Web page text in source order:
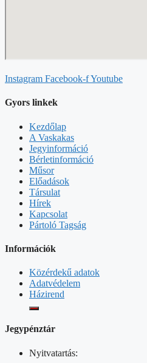
Instagram Facebook-fYoutube
Gyors linkek
Kezdőlap
A Vaskakas
Jegyinformáció
Bérletinformáció
Műsor
Előadások
Társulat
Hírek
Kapcsolat
Pártoló Tagság
Információk
Közérdekű adatok
Adatvédelem
Házirend
Jegypénztár
Nyitvatartás: